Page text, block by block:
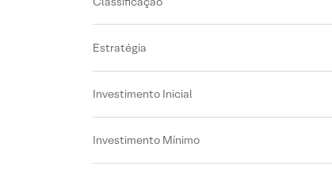
Estratégia
Investimento Inicial
Investimento Mínimo